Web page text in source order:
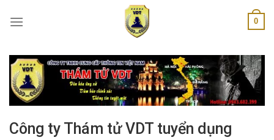
0
Công ty Thám tử VDT tuyển dụng